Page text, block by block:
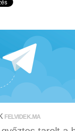
FELVIDEK.MA